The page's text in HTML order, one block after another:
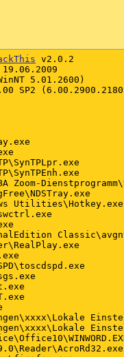
v2.0.2
5.01.2600)
SP2
Zoom-
Utilities\Hotkey.exe